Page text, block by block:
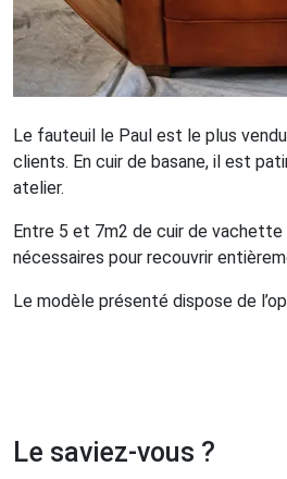
Le fauteuil le Paul est le plus
clients. En cuir de basane, il est
atelier.
Entre 5 et 7m2 de cuir de
nécessaires pour recouvrir
Le modèle présenté dispose de
Le saviez-vous ?